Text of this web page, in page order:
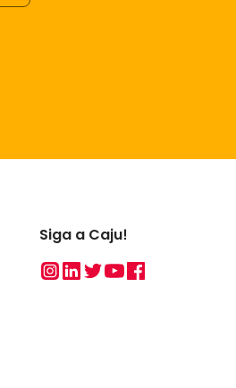
Siga a Caju!
Instagram
Linkedin
TwitterYoutubeFacebook